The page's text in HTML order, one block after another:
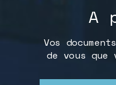
A
Vos
de vous que